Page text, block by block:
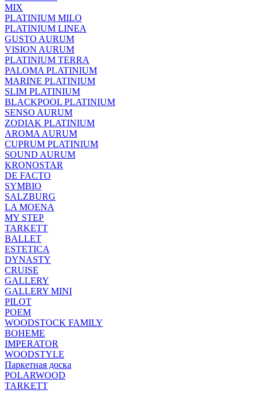
MIX
PLATINIUM MILO
PLATINIUM LINEA
GUSTO AURUM
VISION AURUM
PLATINIUM TERRA
PALOMA PLATINIUM
MARINE PLATINIUM
SLIM PLATINIUM
BLACKPOOL PLATINIUM
SENSO AURUM
ZODIAK PLATINIUM
AROMA AURUM
CUPRUM PLATINIUM
SOUND AURUM
KRONOSTAR
DE FACTO
SYMBIO
SALZBURG
LA MOENA
MY STEP
TARKETT
BALLET
ESTETICA
DYNASTY
CRUISE
GALLERY
GALLERY MINI
PILOT
POEM
WOODSTOCK FAMILY
BOHEME
IMPERATOR
WOODSTYLE
Паркетная доска
POLARWOOD
TARKETT